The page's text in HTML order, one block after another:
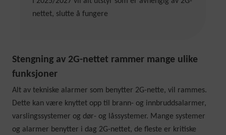
nettet, slutte å fungere
Stengning av 2G-nettet rammer mange ulike
funksjoner
Alt av tekniske alarmer som benytter 2G-nette, vil rammes.
Dette kan være knyttet opp til brann- og innbruddsalarmer,
varslingssystemer og dør- og låssystemer. Mange systemer
og alarmer benytter i dag 2G-nettet, de fleste er kritiske